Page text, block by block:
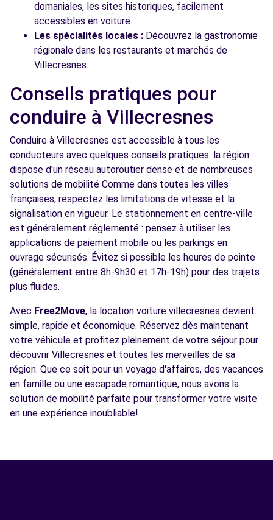
domaniales, les sites historiques, facilement
accessibles en voiture.
Les spécialités locales : Découvrez la gastronomie
régionale dans les restaurants et marchés de
Villecresnes.
Conseils pratiques pour
conduire à Villecresnes
Conduire à Villecresnes est accessible à tous les
conducteurs avec quelques conseils pratiques. la région
dispose d'un réseau autoroutier dense et de nombreuses
solutions de mobilité Comme dans toutes les villes
françaises, respectez les limitations de vitesse et la
signalisation en vigueur. Le stationnement en centre-ville
est généralement réglementé : pensez à utiliser les
applications de paiement mobile ou les parkings en
ouvrage sécurisés. Évitez si possible les heures de pointe
(généralement entre 8h-9h30 et 17h-19h) pour des trajets
plus fluides.
Avec Free2Move, la location voiture villecresnes devient
simple, rapide et économique. Réservez dès maintenant
votre véhicule et profitez pleinement de votre séjour pour
découvrir Villecresnes et toutes les merveilles de sa
région. Que ce soit pour un voyage d'affaires, des vacances
en famille ou une escapade romantique, nous avons la
solution de mobilité parfaite pour transformer votre visite
en une expérience inoubliable!